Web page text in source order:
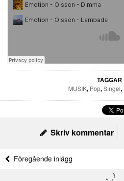
TAGGAR
MUSIK, Pop,Singel,
Skriv kommentar
Föregående inlägg